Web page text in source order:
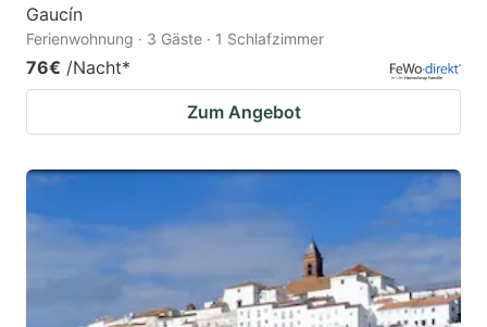
Gaucín
Ferienwohnung · 3 Gäste · 1 Schlafzimmer
76€ /Nacht*
Zum Angebot